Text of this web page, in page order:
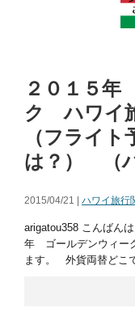
２０１５
ク ハワイ
（フライ
は？） （
2015/04/21 | ハワイ旅行
arigatou358 こんば
年 ゴールデンウィー
ます。 外貨両替どこ